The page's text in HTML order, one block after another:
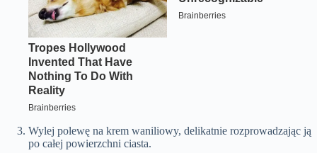
Wylej polewę na krem waniliowy, delikatnie rozprowadzając ją
po całej powierzchni ciasta.